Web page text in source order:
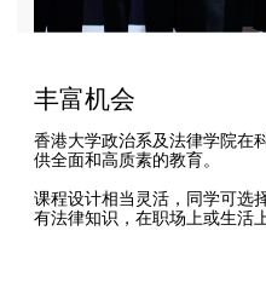
丰富机会
香港大学政治系及法律学院在
供全面和高质素的教育。
课程设计相当灵活，同学可选
有法律知识，在职场上或生活